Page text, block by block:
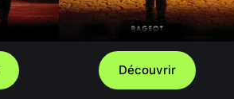
Découvrir